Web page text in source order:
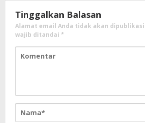
Tinggalkan Balasan
Alamat email Anda tidak akan
wajib ditandai *